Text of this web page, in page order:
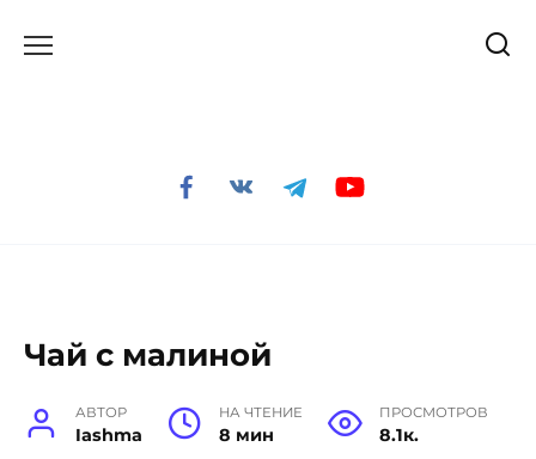
Чай с малиной
АВТОР
Iashma
НА ЧТЕНИЕ
8 мин
ПРОСМОТРОВ
8.1к.